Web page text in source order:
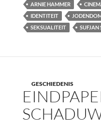
ARNIE HAMMER
IDENTITEIT
SEKSUALITEIT
SUFJAN
GESCHIEDENIS